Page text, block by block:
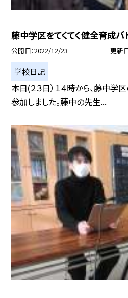
藤中学区をてくてく健全育成
公開日 2022/12/23 更新
学校日記
本日(２３日）１４時から、藤中
参加しました。藤中の先生...